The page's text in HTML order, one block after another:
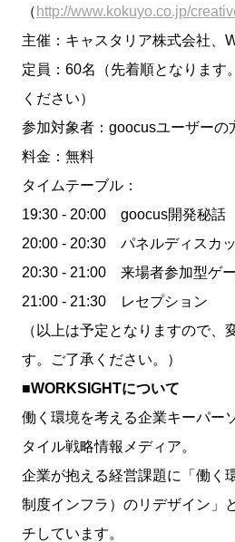
（ http://www.kokuyo.co.jp/
主催：キャスタリア株式会社、
定員：60名（先着順となります
ください）
参加対象者：goocusユーザーの
料金：無料
タイムテーブル：
19:30 - 20:00 goocus開発秘話
20:00 - 20:30 パネルディスカ
20:30 - 21:00 来場者参加型ゲ
21:00 - 21:30 レセプション
（以上は予定となりますので、
す。ご了承ください。）
■WORKSIGHTについて
働く環境を考える企業キーパー
タイル戦略情報メディア。
企業が抱える経営課題に「働く
制度インフラ）のリデザイン」
チしています。